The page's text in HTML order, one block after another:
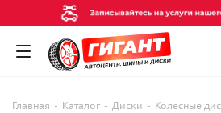
Главная - Каталог - Диски - Колесные